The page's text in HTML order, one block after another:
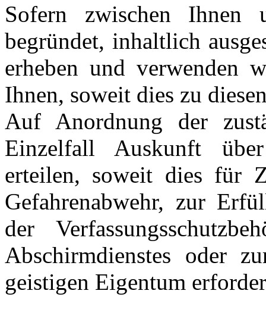
Sofern zwischen Ihnen
begründet, inhaltlich
erheben und verwenden
Ihnen, soweit dies zu
Auf Anordnung der
Einzelfall Auskunft
erteilen, soweit dies für
Gefahrenabwehr, zur
der
Abschirmdienstes oder
geistigen Eigentum